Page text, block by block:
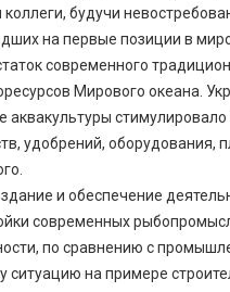
будучи
на первые позиции в
современного
Мирового океана.
аквакультуры
удобрений, оборудования,
и обеспечение
современных
по сравнению с
ситуацию на примере